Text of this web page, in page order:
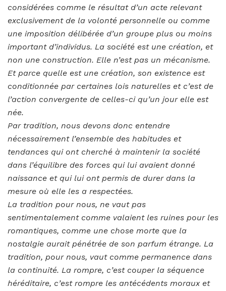
considérées comme le résultat d’un acte relevant
exclusivement de la volonté personnelle ou comme
une imposition délibérée d’un groupe plus ou moins
important d’individus. La société est une création, et
non une construction. Elle n’est pas un mécanisme.
Et parce quelle est une création, son existence est
conditionnée par certaines lois naturelles et c’est de
l’action convergente de celles-ci qu’un jour elle est
née.
Par tradition, nous devons donc entendre
nécessairement l’ensemble des habitudes et
tendances qui ont cherché à maintenir la société
dans l’équilibre des forces qui lui avaient donné
naissance et qui lui ont permis de durer dans la
mesure où elle les a respectées.
La tradition pour nous, ne vaut pas
sentimentalement comme valaient les ruines pour les
romantiques, comme une chose morte que la
nostalgie aurait pénétrée de son parfum étrange. La
tradition, pour nous, vaut comme permanence dans
la continuité. La rompre, c’est couper la séquence
héréditaire, c’est rompre les antécédents moraux et